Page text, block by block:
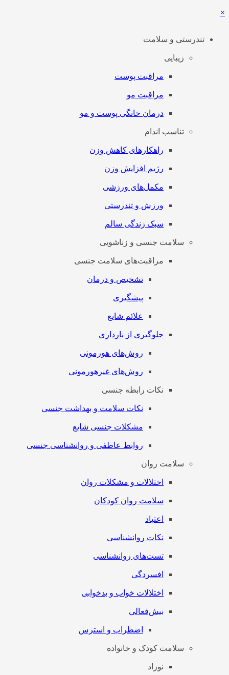
×
تندرستی و سلامت
زیبایی
مراقبت پوست
مراقبت مو
درمان خانگی پوست و مو
تناسب اندام
راهکارهای کاهش وزن
رژیم افزایش وزن
مکمل‌های ورزشی
ورزش و تندرستی
سبک زندگی سالم
سلامت جنسی و زناشویی
مراقبت‌های سلامت جنسی
تشخیص و درمان
پیشگیری
علائم شایع
جلوگیری از بارداری
روش‌های هورمونی
روش‌های غیرهورمونی
نکات رابطه جنسی
نکات سلامت و بهداشت جنسی
مشکلات جنسی شایع
روابط عاطفی و روانشناسی جنسی
سلامت روان
اختلالات و مشکلات روان
سلامت روان کودکان
اعتیاد
نکات روانشناسی
تست‌های روانشناسی
افسردگی
اختلالات خواب و بدخوابی
بیش‌فعالی
اضطراب و استرس
سلامت کودک و خانواده
نوزاد